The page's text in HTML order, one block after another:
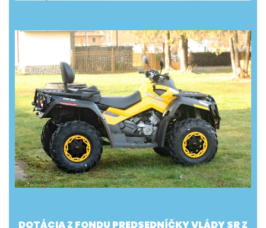
DOTÁCIA Z FONDU PREDSEDNÍČKY VLÁDY SR Z